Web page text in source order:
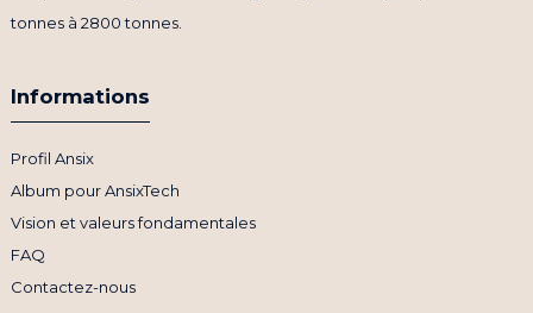
tonnes à 2800 tonnes.
Informations
Profil Ansix
Album pour AnsixTech
Vision et valeurs fondamentales
FAQ
Contactez-nous